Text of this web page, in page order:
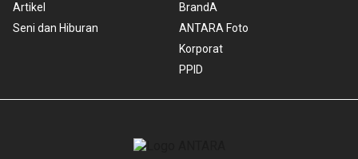
Artikel
Seni dan Hiburan
BrandA
ANTARA Foto
Korporat
PPID